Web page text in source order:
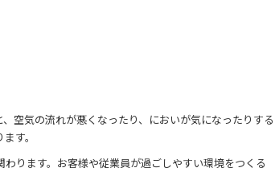
空気の流れが悪くなったり、においが気になったりする
す。
ります。お客様や従業員が過ごしやすい環境をつくる